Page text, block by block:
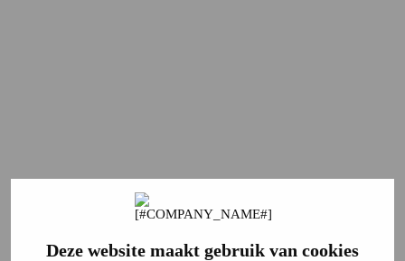
Deze website maakt gebruik van cookies